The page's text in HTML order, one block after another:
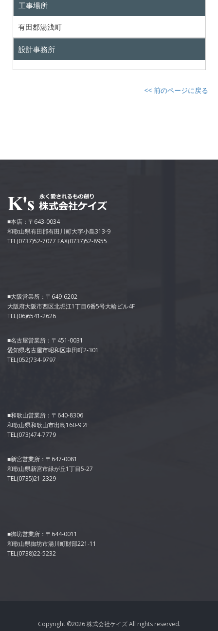
工事場所
有田郡湯浅町
設計事務所
<< 前のページに戻る
■本店：〒643-0034
和歌山県有田郡有田川町大字小島313-9
TEL(0737)52-7077 FAX(0737)52-8955
■大阪営業所：〒649-6202
大阪府大阪市西区北堀江1丁目6番5号大輪ビル4F
TEL(06)6541-2626
■名古屋営業所：〒451-0031
愛知県名古屋市昭和区車田町2-301
TEL(052)734-9797
■和歌山営業所：〒640-8306
和歌山県和歌山市出島160-9 2F
TEL(073)474-7779
■新宮営業所：〒647-0081
和歌山県新宮市緑が丘1丁目5-27
TEL(0735)21-2329
■御坊営業所：〒644-0011
和歌山県御坊市湯川町財部221-11
TEL(0738)22-5232
Copyright ©2026 株式会社ケイズ All rights reserved.